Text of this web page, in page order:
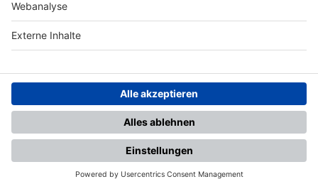
Nutzungsbedingungen Datenschutz Impressum